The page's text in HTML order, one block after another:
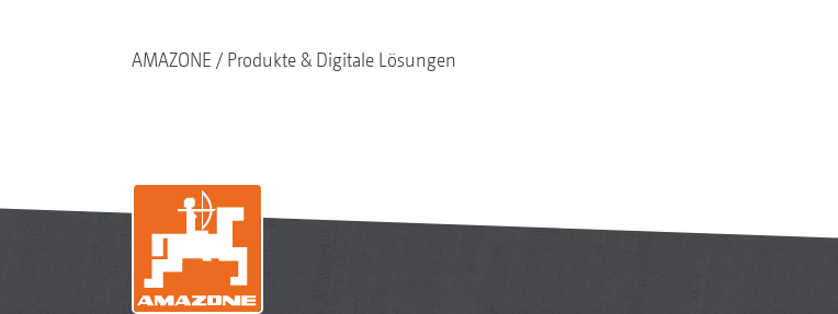
AMAZONE Produkte & Digitale Lösungen